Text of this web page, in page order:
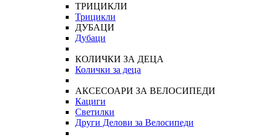
ТРИЦИКЛИ
Трицикли
ДУБАЦИ
Дубаци
КОЛИЧКИ ЗА ДЕЦА
Колички за деца
АКСЕСОАРИ ЗА ВЕЛОСИПЕДИ
Кациги
Светилки
Други Делови за Велосипеди